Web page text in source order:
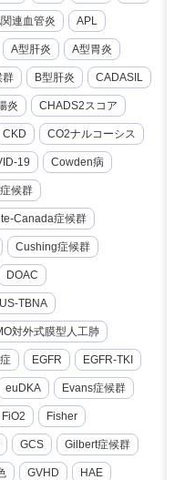
連血管炎 APL
A型肝炎 A型胃炎
群 B型肝炎 CADASIL
炎 CHADS2スコア
CKD CO2ナルコーシス
19 Cowden病
候群
Canada症候群
Cushing症候群
DOAC
TBNA
対外式膜型人工肺
EGFR EGFR-TKI
euDKA Evans症候群
FiO2 Fisher
GCS Gilbert症候群
GVHD HAE